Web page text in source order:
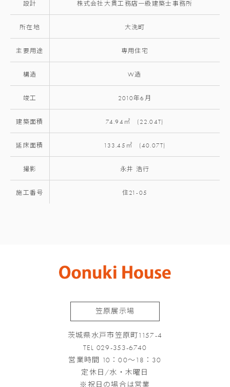
設計 株式会社大貫工務店一級建築士事務所
所在地 大洗町
主要用途 専用住宅
構造 W造
竣工 2010年6月
建築面積 74.94㎡ (22.04T)
延床面積 133.45㎡ (40.07T)
撮影 永井 浩行
施工番号 住21-05
笠原展示場
茨城県水戸市笠原町1157-4
TEL 029-353-6740
営業時間 10：00～18：30
定休日/水・木曜日
※祝日の場合は営業